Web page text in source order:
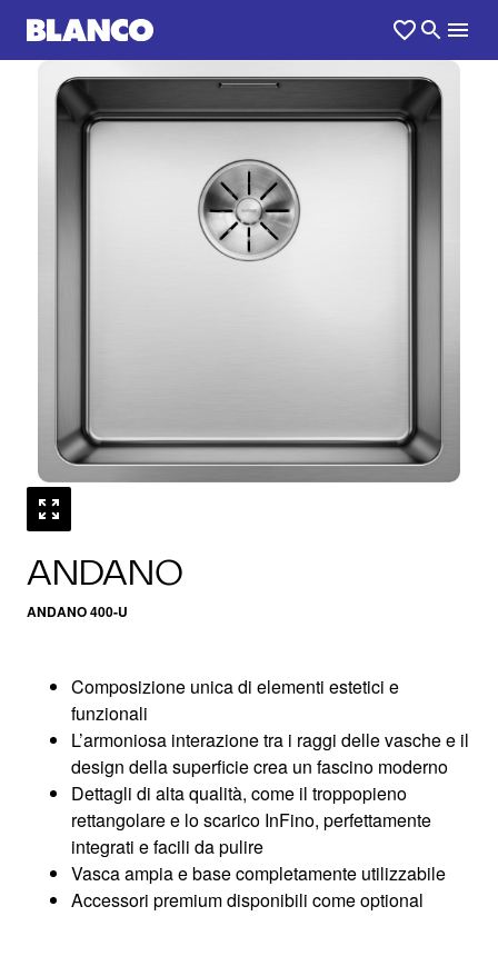
ANDANO
ANDANO 400-U
1 /0
Composizione unica di elementi estetici e
funzionali
L’armoniosa interazione tra i raggi delle vasche e il
design della superficie crea un fascino moderno
Dettagli di alta qualità, come il troppopieno
rettangolare e lo scarico InFino, perfettamente
integrati e facili da pulire
Vasca ampia e base completamente utilizzabile
Accessori premium disponibili come optional